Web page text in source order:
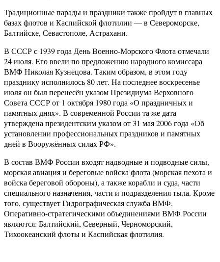
Традиционные парады и праздники также пройдут в главных
базах флотов и Каспийской флотилии — в Североморске,
Балтийске, Севастополе, Астрахани.
В СССР с 1939 года День Военно-Морского Флота отмечали
24 июля. Его ввели по предложению народного комиссара
ВМФ Николая Кузнецова. Таким образом, в этом году
празднику исполнилось 80 лет. На последнее воскресенье
июля он был перенесён указом Президиума Верховного
Совета СССР от 1 октября 1980 года «О праздничных и
памятных днях». В современной России та же дата
утверждена президентским указом от 31 мая 2006 года «Об
установлении профессиональных праздников и памятных
дней в Вооружённых силах РФ».
В состав ВМФ России входят надводные и подводные силы,
морская авиация и береговые войска флота (морская пехота и
войска береговой обороны), а также корабли и суда, части
специального назначения, части и подразделения тыла. Кроме
того, существует Гидрографическая служба ВМФ.
Оперативно-стратегическими объединениями ВМФ России
являются: Балтийский, Северный, Черноморский,
Тихоокеанский флоты и Каспийская флотилия.